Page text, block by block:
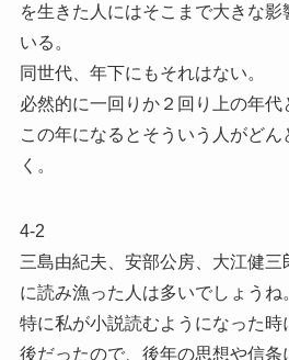
を生きた人にはそこまで大きな影
いる。
同世代、年下にもそれはない。
必然的に一回りか２回り上の年代
この年になるとそういう人がど
く。
4-2
三島由紀夫、安部公房、大江健
に読み漁った人は多いでしょうね
特に私が小説読むようになった
後だったので、後年の思想や信条